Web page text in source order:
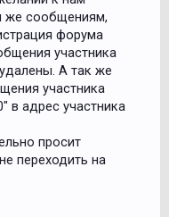
же сообщениям,
форума
участника
А так же
участника
в адрес участника
просит
переходить на